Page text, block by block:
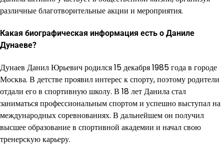
различные благотворительные акции и мероприятия.
Какая биографическая информация есть о Даниле
Дунаеве?
Дунаев Данил Юрьевич родился 15 декабря 1985 года в городе
Москва. В детстве проявил интерес к спорту, поэтому родители
отдали его в спортивную школу. В 18 лет Данила стал
заниматься профессиональным спортом и успешно выступал на
международных соревнованиях. В дальнейшем он получил
высшее образование в спортивной академии и начал свою
тренерскую карьеру.